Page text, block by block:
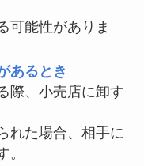
可能性がありま
あるとき
際、小売店に卸す
れた場合、相手に
。